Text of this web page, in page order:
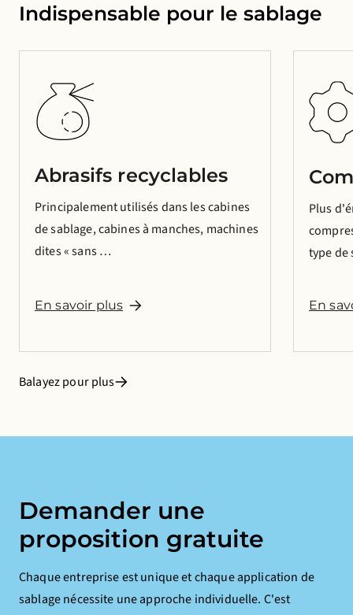
Indispensable pour le sablage
Abrasifs recyclables
Principalement utilisés dans les cabines
de sablage, cabines à manches, machines
dites « sans …
En savoir plus
Plus
type
En
Balayez pour plus
Demander une
proposition gratuite
Chaque entreprise est unique et chaque application de
sablage nécessite une approche individuelle. C'est